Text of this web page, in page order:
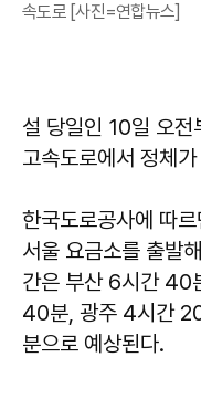
속도로 [사진=연합뉴스]
설 당일인 10일 오전
고속도로에서 정체
한국도로공사에 따
서울 요금소를 출발
간은 부산 6시간 40
40분, 광주 4시간
분으로 예상된다.